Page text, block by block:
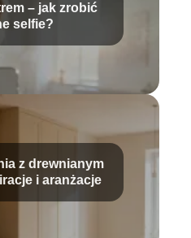
– jak zrobić
selfie?
z drewnianym
i aranżacje